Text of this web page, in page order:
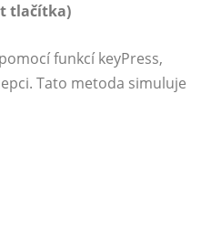
tlačítka)
funkcí keyPress,
Tato metoda simuluje